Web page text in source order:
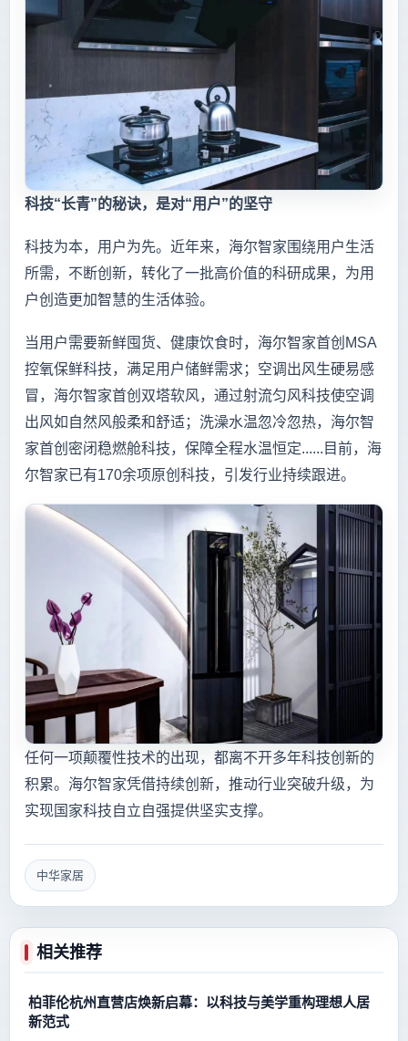
科技“长青”的秘诀，是对“用户”的坚守
科技为本，用户为先。近年来，海尔智家围绕用户生活
所需，不断创新，转化了一批高价值的科研成果，为用
户创造更加智慧的生活体验。
当用户需要新鲜囤货、健康饮食时，海尔智家首创MSA
控氧保鲜科技，满足用户储鲜需求；空调出风生硬易感
冒，海尔智家首创双塔软风，通过射流匀风科技使空调
出风如自然风般柔和舒适；洗澡水温忽冷忽热，海尔智
家首创密闭稳燃舱科技，保障全程水温恒定......目前，海
尔智家已有170余项原创科技，引发行业持续跟进。
任何一项颠覆性技术的出现，都离不开多年科技创新的
积累。海尔智家凭借持续创新，推动行业突破升级，为
实现国家科技自立自强提供坚实支撑。
中华家居
相关推荐
柏菲伦杭州直营店焕新启幕：以科技与美学重构理想人居
新范式